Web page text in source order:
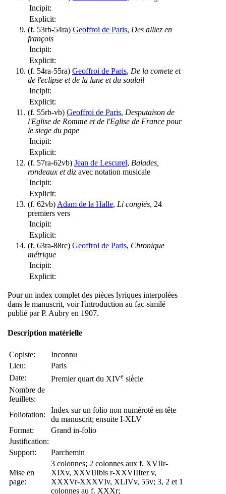
Incipit:
Explicit:
(f. 53rb-54ra) Geoffroi de Paris, Des alliez en
françois
Incipit:
Explicit:
(f. 54ra-55ra) Geoffroi de Paris, De la comete et
de l'eclipse et de la lune et du soulail
Incipit:
Explicit:
(f. 55rb-vb) Geoffroi de Paris, Desputaison de
l'Eglise de Romme et de l'Eglise de France pour
le siege du pape
Incipit:
Explicit:
(f. 57ra-62vb) Jean de Lescurel, Balades,
rondeaux et diz avec notation musicale
Incipit:
Explicit:
(f. 62vb) Adam de la Halle, Li congiés, 24
premiers vers
Incipit:
Explicit:
(f. 63ra-88rc) Geoffroi de Paris, Chronique
métrique
Incipit:
Explicit:
Pour un index complet des pièces lyriques interpolées
dans le manuscrit, voir l'introduction au fac-similé
publié par P. Aubry en 1907.
Description matérielle
Copiste:
Inconnu
Lieu:
Paris
Date:
Premier quart du XIVe siècle
Nombre de
feuillets:
Foliotation:
Index sur un folio non numéroté en tête
du manuscrit; ensuite I-XLV
Format:
Grand in-folio
Justification:
Support:
Parchemin
Mise en
page:
3 colonnes; 2 colonnes aux f. XVIIr-
XIXv, XXVIIIbis r-XXVIIIter v,
XXXVr-XXXVIv, XLIVv, 55v; 3, 2 et 1
colonnes au f. XXXr;